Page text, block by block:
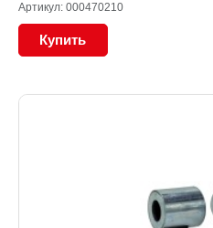
Артикул: 000470210
Купить